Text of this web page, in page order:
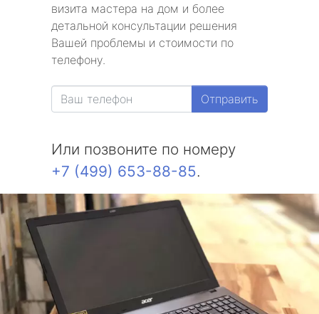
визита мастера на дом и более
детальной консультации решения
Вашей проблемы и стоимости по
телефону.
Отправить
Или позвоните по номеру
+7 (499) 653-88-85.